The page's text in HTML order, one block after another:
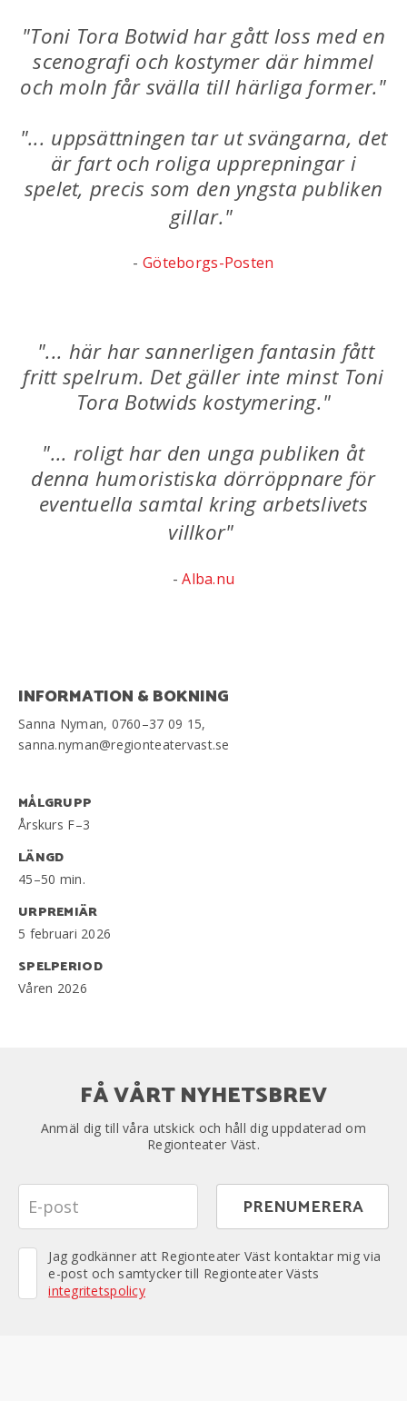
"Toni Tora Botwid har gått loss med en
scenografi och kostymer där himmel
och moln får svälla till härliga former."
"... uppsättningen tar ut svängarna, det
är fart och roliga upprepningar i
spelet, precis som den yngsta publiken
gillar."
-Göteborgs-Posten
"... här har sannerligen fantasin fått
fritt spelrum. Det gäller inte minst Toni
Tora Botwids kostymering."
"... roligt har den unga publiken åt
denna humoristiska dörröppnare för
eventuella samtal kring arbetslivets
villkor"
-Alba.nu
INFORMATION & BOKNING
Sanna Nyman, 0760–37 09 15,
sanna.nyman@regionteatervast.se
MÅLGRUPP
Årskurs F–3
LÄNGD
45–50 min.
URPREMIÄR
5 februari 2026
SPELPERIOD
Våren 2026
FÅ VÅRT NYHETSBREV
Anmäl dig till våra utskick och håll dig uppdaterad om
Regionteater Väst.
Jag godkänner att Regionteater Väst kontaktar mig via
e-post och samtycker till Regionteater Västs
integritetspolicy